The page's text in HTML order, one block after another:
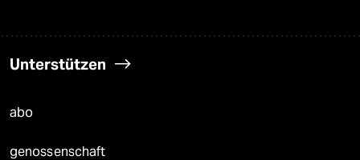
Unterstützen
abo
genossenschaft